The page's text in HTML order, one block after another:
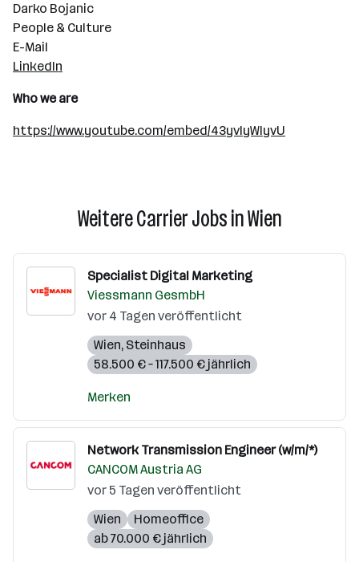
Darko Bojanic
People & Culture
E-Mail
LinkedIn
Who we are
https://www.youtube.com/embed/43yvIyWlyvU
Weitere Carrier Jobs in Wien
Specialist Digital Marketing
Viessmann GesmbH
vor 4 Tagen veröffentlicht
Wien, Steinhaus
58.500 € – 117.500 € jährlich
Merken
Network Transmission Engineer (w/m/*)
CANCOM Austria AG
vor 5 Tagen veröffentlicht
Wien
Homeoffice
ab 70.000 € jährlich